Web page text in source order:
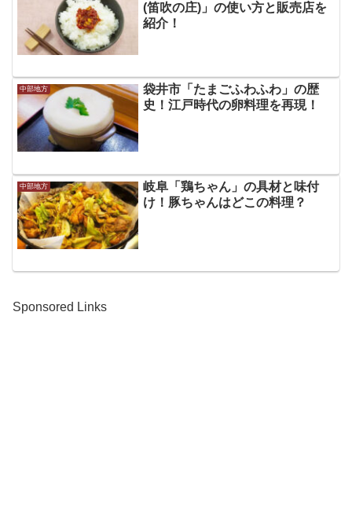
(笛吹の庄)」の使い方と販売店を
紹介！
中部地方
袋井市「たまごふわふわ」の歴
史！江戸時代の卵料理を再現！
中部地方
岐阜「鶏ちゃん」の具材と味付
け！豚ちゃんはどこの料理？
Sponsored Links